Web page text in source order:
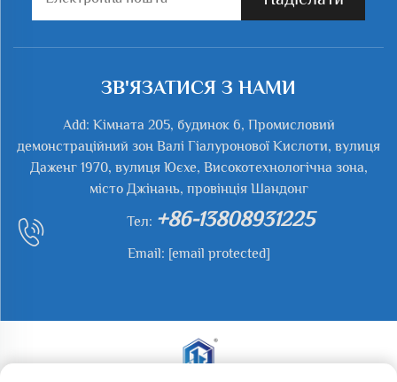
ЗВ'ЯЗАТИСЯ З НАМИ
Add: Кімната 205, будинок 6, Промисловий
демонстраційний зон Валі Гіалуронової Кислоти, вулиця
Даженг 1970, вулиця Юєхе, Високотехнологічна зона,
місто Джінань, провінція Шандонг
Тел: +86-13808931225
Email: [email protected]